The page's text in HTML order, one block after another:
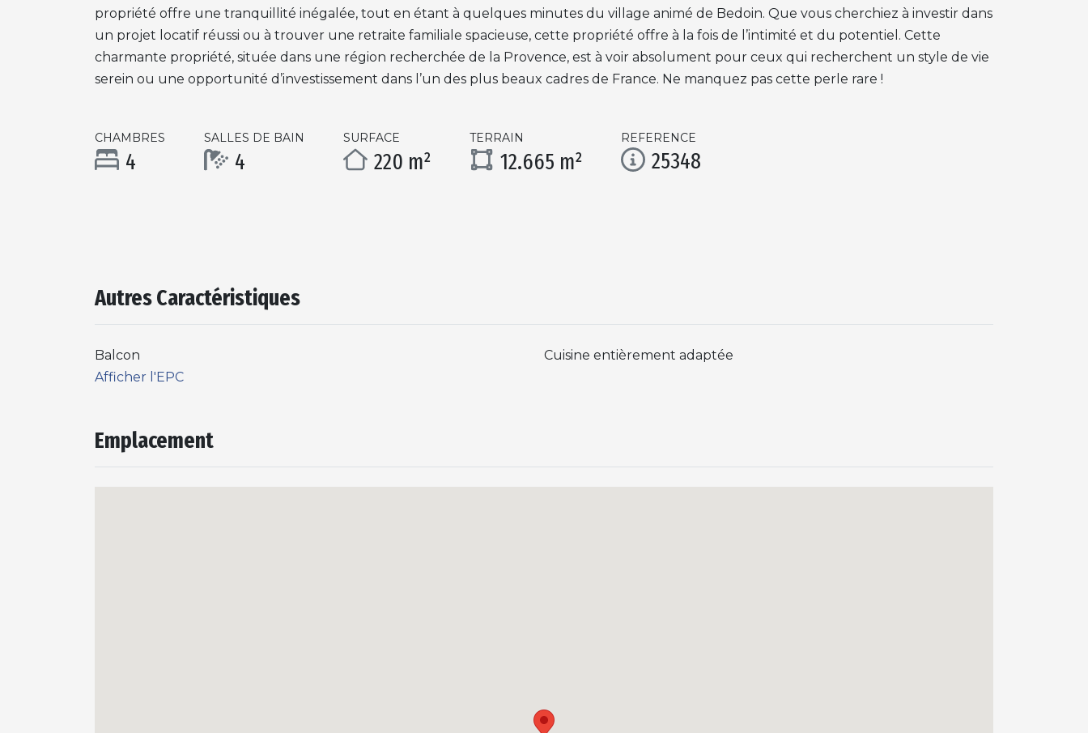
propriété offre une tranquillité inégalée, tout en étant à quelques minutes du village animé de Bedoin. Que vous cherchiez à investir dans
un projet locatif réussi ou à trouver une retraite familiale spacieuse, cette propriété offre à la fois de l’intimité et du potentiel. Cette
charmante propriété, située dans une région recherchée de la Provence, est à voir absolument pour ceux qui recherchent un style de vie
serein ou une opportunité d’investissement dans l’un des plus beaux cadres de France. Ne manquez pas cette perle rare !
CHAMBRES
4
SALLES DE BAIN
4
SURFACE
220 m²
TERRAIN
12.665 m²
REFERENCE
25348
Autres Caractéristiques
Balcon
Cuisine entièrement adaptée
Afficher l'EPC
Emplacement